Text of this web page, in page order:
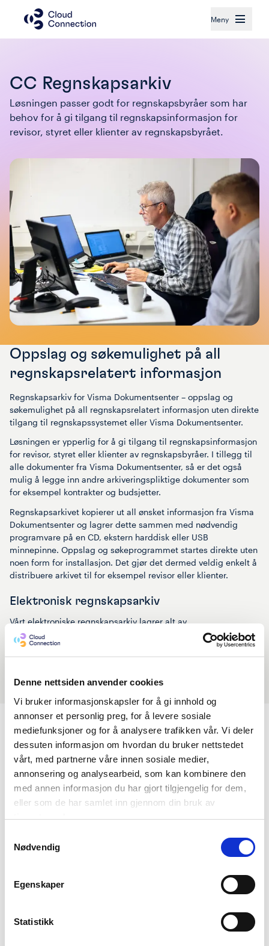
Denne nettsiden anvender cookies
Vi bruker informasjonskapsler for å gi innhold og
annonser et personlig preg, for å levere sosiale
mediefunksjoner og for å analysere trafikken vår. Vi deler
dessuten informasjon om hvordan du bruker nettstedet
vårt, med partnerne våre innen sosiale medier,
annonsering og analysearbeid, som kan kombinere den
med annen informasjon du har gjort tilgjengelig for dem,
eller som de har samlet inn gjennom din bruk av
tjenestene deres.
Nødvendig
Egenskaper
Statistikk
Meny
CC Regnskapsarkiv
Løsningen passer godt for regnskapsbyråer som har
behov for å gi tilgang til regnskapsinformasjon for
revisor, styret eller klienter av regnskapsbyrået.
Oppslag og søkemulighet på all
regnskapsrelatert informasjon
Regnskapsarkiv for Visma Dokumentsenter – oppslag og
søkemulighet på all regnskapsrelatert informasjon uten direkte
tilgang til regnskapssystemet eller Visma Dokumentsenter.
Løsningen er ypperlig for å gi tilgang til regnskapsinformasjon
for revisor, styret eller klienter av regnskapsbyråer. I tillegg til
alle dokumenter fra Visma Dokumentsenter, så er det også
mulig å legge inn andre arkiveringspliktige dokumenter som
for eksempel kontrakter og budsjetter.
Regnskapsarkivet kopierer ut all ønsket informasjon fra Visma
Dokumentsenter og lagrer dette sammen med nødvendig
programvare på en CD, ekstern harddisk eller USB
minnepinne. Oppslag og søkeprogrammet startes direkte uten
noen form for installasjon. Det gjør det dermed veldig enkelt å
distribuere arkivet til for eksempel revisor eller klienter.
Elektronisk regnskapsarkiv
Vårt elektroniske regnskapsarkiv lagrer alt av
oppbevaringspliktig regnskapsmateriale elektronisk og er lett
tilgjengelig for senere bruk. Programmet startes rett fra
lagringsmediet uten behov for installasjon. Det er et lagt vekt
minimal. Utkopierte arkiver får et generert eller valgfritt
passord og dokumentene deles enkelt via fildeling.
Vil du vite mer?
Svenn Christian Svendsen
Salgssjef Regnskapsbransjen
+47 908 01 979
Navn *